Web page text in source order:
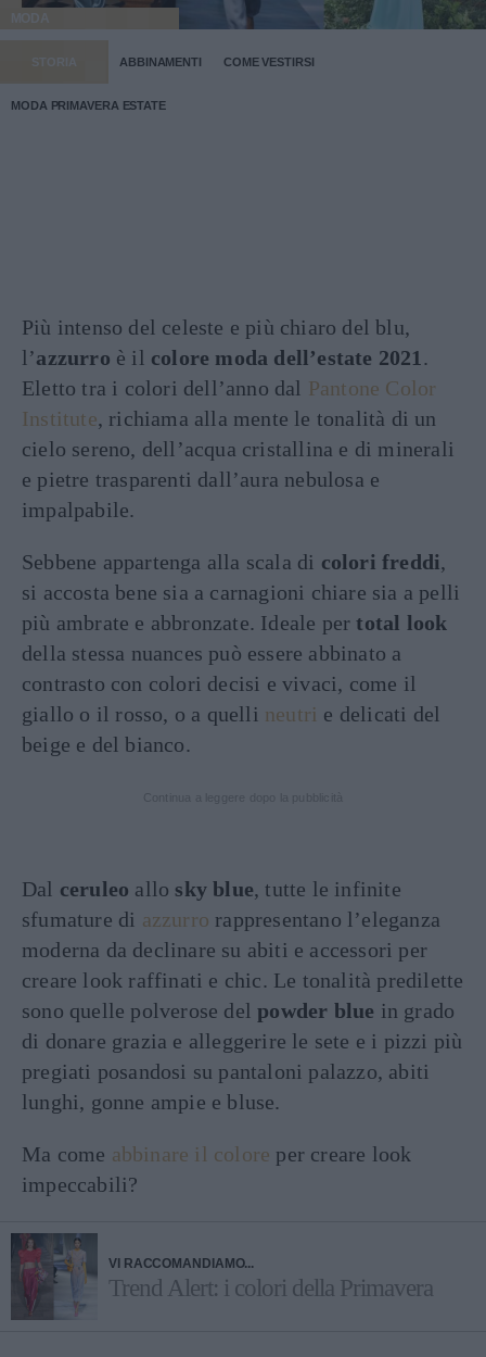
MODA
STORIA ABBINAMENTI COME VESTIRSI
MODA PRIMAVERA ESTATE
Più intenso del celeste e più chiaro del blu,
l’azzurro è il colore moda dell’estate 2021 .
Eletto tra i colori dell’anno dal Pantone Color
Institute, richiama alla mente le tonalità di un
cielo sereno, dell’acqua cristallina e di minerali
e pietre trasparenti dall’aura nebulosa e
impalpabile.
Sebbene appartenga alla scala di colori freddi,
si accosta bene sia a carnagioni chiare sia a pelli
più ambrate e abbronzate. Ideale pertotal look
della stessa nuances può essere abbinato a
contrasto con colori decisi e vivaci, come il
giallo o il rosso, o a quelli neutri e delicati del
beige e del bianco.
Dal ceruleo allo sky blue, tutte le infinite
sfumature di azzurro rappresentano l’eleganza
moderna da declinare su abiti e accessori per
creare look raffinati e chic. Le tonalità predilette
sono quelle polverose delpowder blue in grado
di donare grazia e alleggerire le sete e i pizzi più
pregiati posandosi su pantaloni palazzo, abiti
lunghi, gonne ampie e bluse.
Ma come abbinare il colore per creare look
impeccabili?
VI RACCOMANDIAMO...
Trend Alert: i colori della Primavera